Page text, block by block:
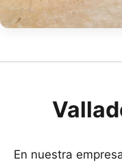
En nuestra